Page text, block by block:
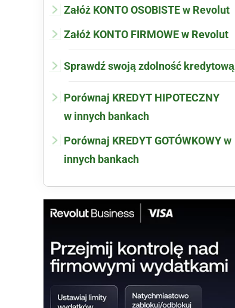
Załóż KONTO OSOBISTE w Revolut
Załóż KONTO FIRMOWE w Revolut
Sprawdź swoją zdolność kredytową
Porównaj KREDYT HIPOTECZNY
w innych bankach
Porównaj KREDYT GOTÓWKOWY w
innych bankach